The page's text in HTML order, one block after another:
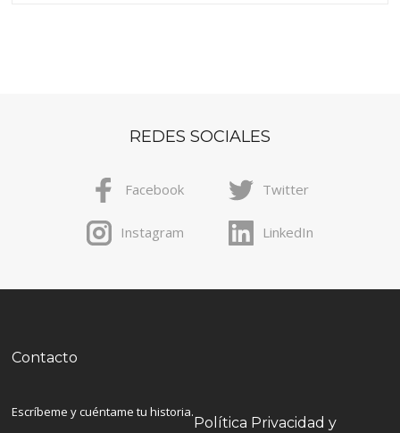
REDES SOCIALES
Facebook Twitter
Instagram LinkedIn
Contacto
Escríbeme y cuéntame tu historia.
Política Privacidad y